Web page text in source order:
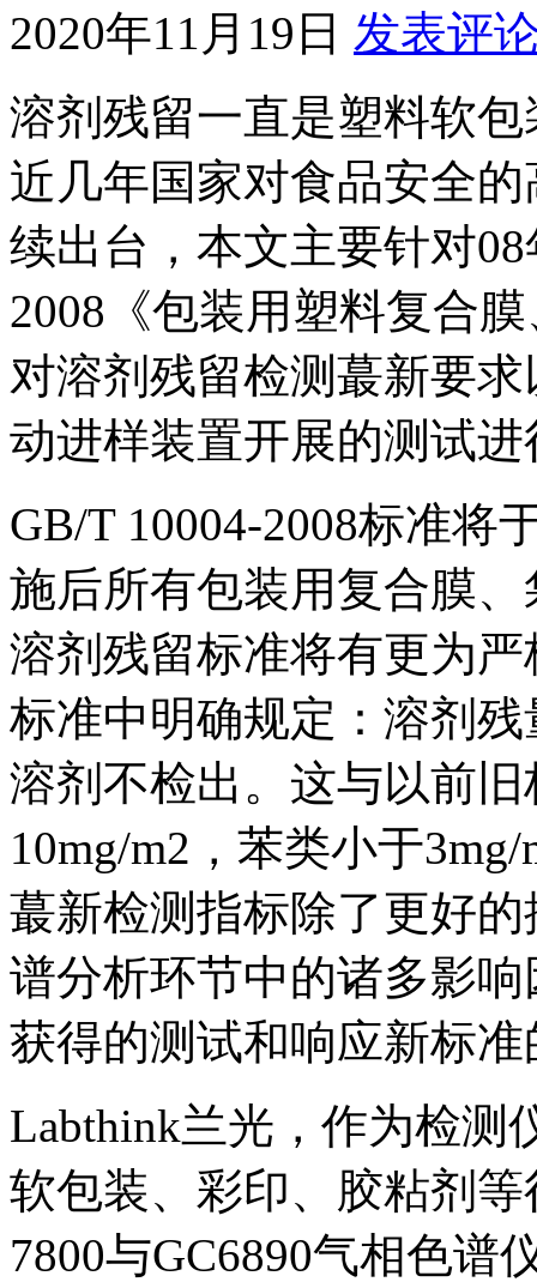
2020年11月19日 发表评
溶剂残留一直是塑料软
近几年国家对食品安全
续出台，本文主要针对
2008《包装用塑料复合
对溶剂残留检测蕞新要
动进样装置开展的测试
GB/T 10004-2008标准将
施后所有包装用复合膜
溶剂残留标准将有更为严
标准中明确规定：溶剂
溶剂不检出。这与以前
10mg/m2，苯类小于
蕞新检测指标除了更好
谱分析环节中的诸多影
获得的测试和响应新标
Labthink兰光，作为检测
软包装、彩印、胶粘剂
7800与GC6890气相色谱